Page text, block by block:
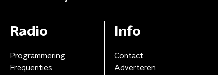
Radio
Programmering
Frequenties
Info
Contact
Adverteren